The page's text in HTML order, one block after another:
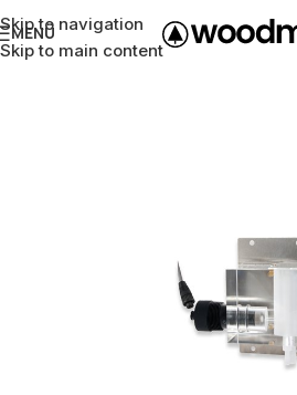
Skip to navigation
Skip to main content
MENÜ